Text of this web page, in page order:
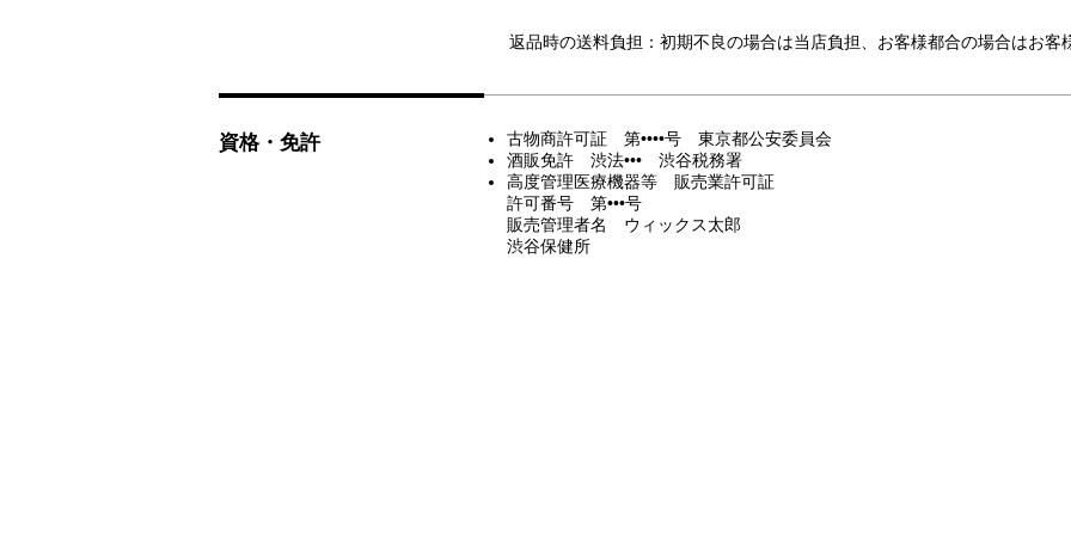
返品時の送料負担：初期不良の場合は当店負担、お客様都合の場合はお客
資格・免許
古物商許可証 第••••号 東京都公安委員会
酒販免許 渋法••• 渋谷税務署
高度管理医療機器等 販売業許可証
許可番号 第•••号
販売管理者名 ウィックス太郎
渋谷保健所